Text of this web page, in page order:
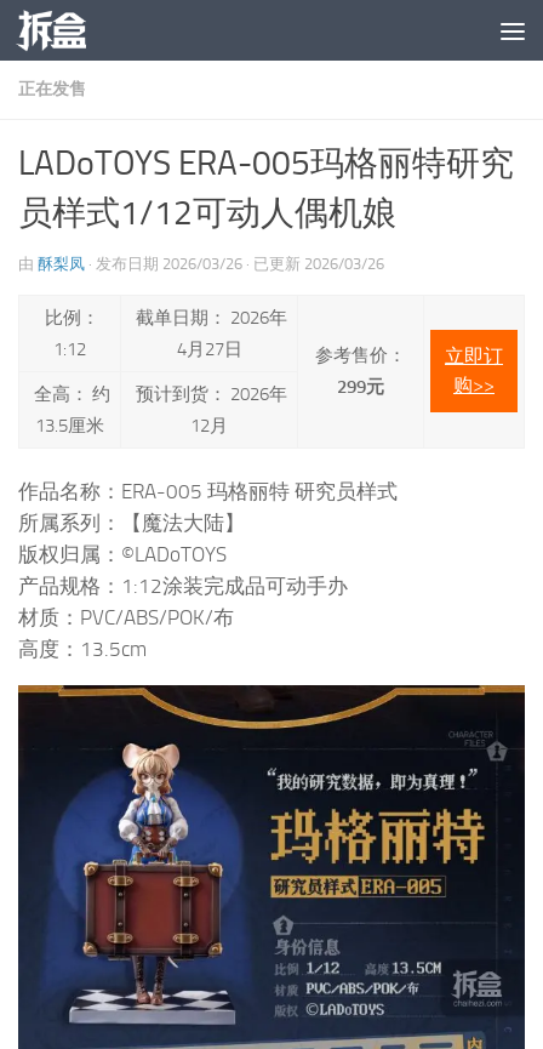
跳至内容
正在发售
LADoTOYS ERA-005玛格丽特研究
员样式1/12可动人偶机娘
由 酥梨凤 · 发布日期 2026/03/26 · 已更新 2026/03/26
比例：
1:12
截单日期： 2026年
4月27日
参考售价：
299元
立即订
购>>
全高： 约
13.5厘米
预计到货： 2026年
12月
作品名称：ERA-005 玛格丽特 研究员样式
所属系列：【魔法大陆】
版权归属：©LADoTOYS
产品规格：1:12涂装完成品可动手办
材质：PVC/ABS/POK/布
高度：13.5cm